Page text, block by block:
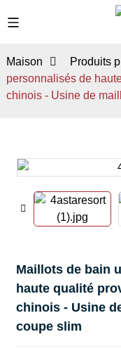
Maison Produits
personnalisés de
chinois - Usine de
Maillots de bain
haute qualité
chinois - Usine
coupe slim